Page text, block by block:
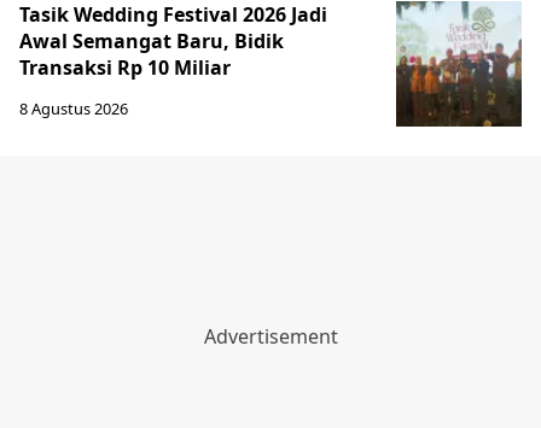
Tasik Wedding Festival 2026 Jadi
Awal Semangat Baru, Bidik
Transaksi Rp 10 Miliar
8 Agustus 2026